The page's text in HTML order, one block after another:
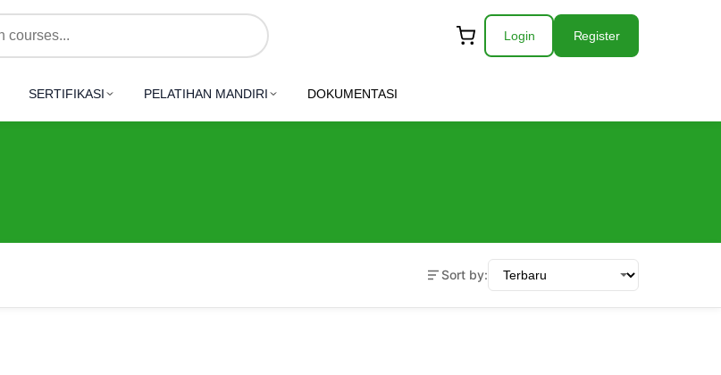
Login Register
SERTIFIKASI PELATIHAN MANDIRI DOKUMENTASI
Sort by: